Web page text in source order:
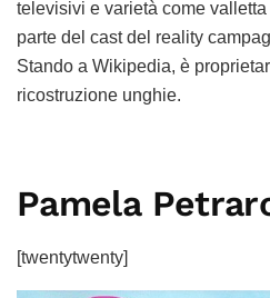
televisivi e varietà come
parte del cast del reality
Stando a Wikipedia, è
ricostruzione unghie.
Pamela
[twentytwenty]